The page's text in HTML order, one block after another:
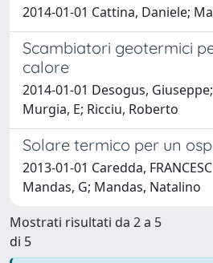
2014-01-01 Cattina, Daniele;
Scambiatori geotermici
calore
2014-01-01 Desogus,
Murgia, E; Ricciu, Roberto
Solare termico per un
2013-01-01 Caredda,
Mandas, G; Mandas, Natalino
Mostrati risultati da 2 a 5
di 5